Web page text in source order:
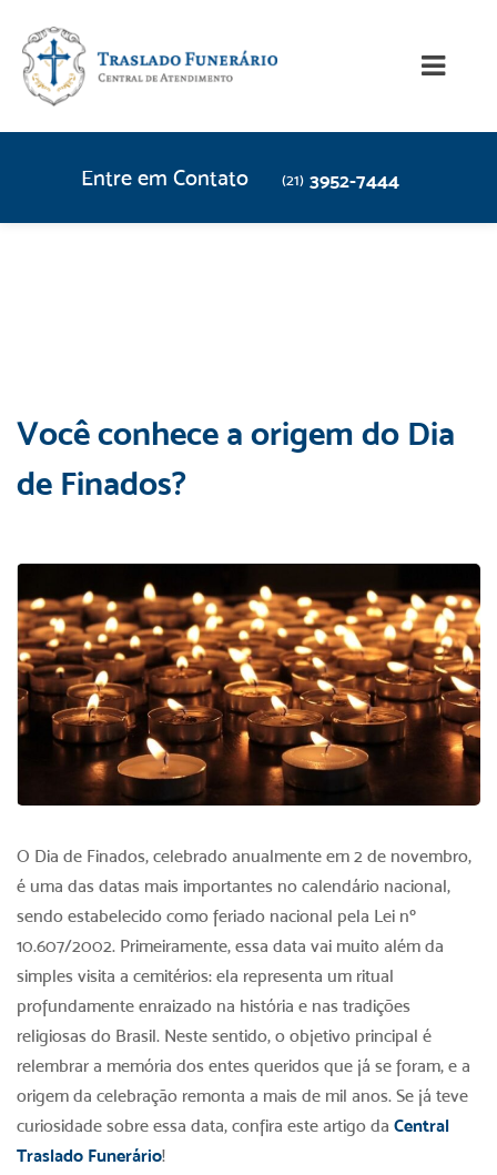
Entre em Contato (21) 3952-7444
Você conhece a origem do Dia
de Finados?
O Dia de Finados, celebrado anualmente em 2 de novembro,
é uma das datas mais importantes no calendário nacional,
sendo estabelecido como feriado nacional pela Lei nº
10.607/2002. Primeiramente, essa data vai muito além da
simples visita a cemitérios: ela representa um ritual
profundamente enraizado na história e nas tradições
religiosas do Brasil. Neste sentido, o objetivo principal é
relembrar a memória dos entes queridos que já se foram, e a
origem da celebração remonta a mais de mil anos. Se já teve
curiosidade sobre essa data, confira este artigo da Central
Traslado Funerário!